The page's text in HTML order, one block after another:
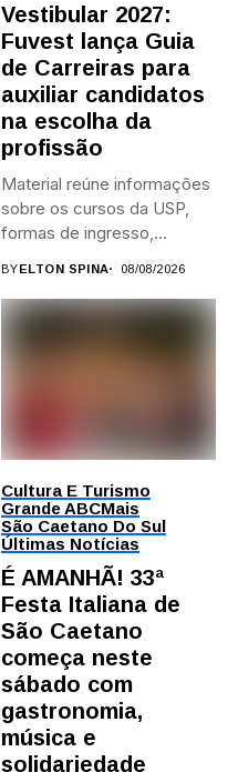
Vestibular 2027:
Fuvest lança Guia
de Carreiras para
auxiliar candidatos
na escolha da
profissão
Material reúne informações
sobre os cursos da USP,
formas de ingresso,
BYELTON SPINA 08/08/2026
Cultura E Turismo
Grande ABCMais
São Caetano Do Sul
Últimas Notícias
É AMANHÃ! 33ª
Festa Italiana de
São Caetano
começa neste
sábado com
gastronomia,
música e
solidariedade